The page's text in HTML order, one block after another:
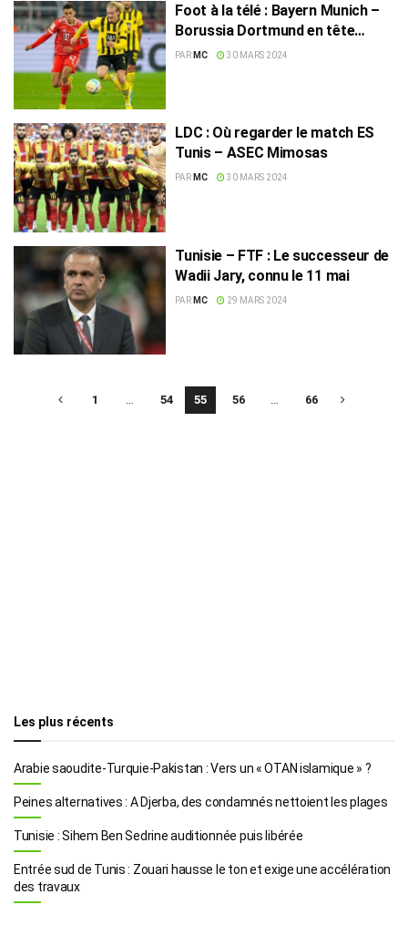
Foot à la télé : Bayern Munich –
Borussia Dortmund en tête
d’affiche
PAR MC 30 MARS 2024
LDC : Où regarder le match ES
Tunis – ASEC Mimosas
PAR MC 30 MARS 2024
Tunisie – FTF : Le successeur de
Wadii Jary, connu le 11 mai
PAR MC 29 MARS 2024
1 … 54 55 56 … 66
Les plus récents
Arabie saoudite-Turquie-Pakistan : Vers un « OTAN islamique » ?
Peines alternatives : A Djerba, des condamnés nettoient les plages
Tunisie : Sihem Ben Sedrine auditionnée puis libérée
Entrée sud de Tunis : Zouari hausse le ton et exige une accélération
des travaux